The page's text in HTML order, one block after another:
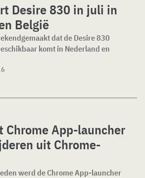
Desire 830 in juli in
België
dat de Desire 830
komt in Nederland en
Chrome App-launcher
uit Chrome-
werd de Chrome App-launcher